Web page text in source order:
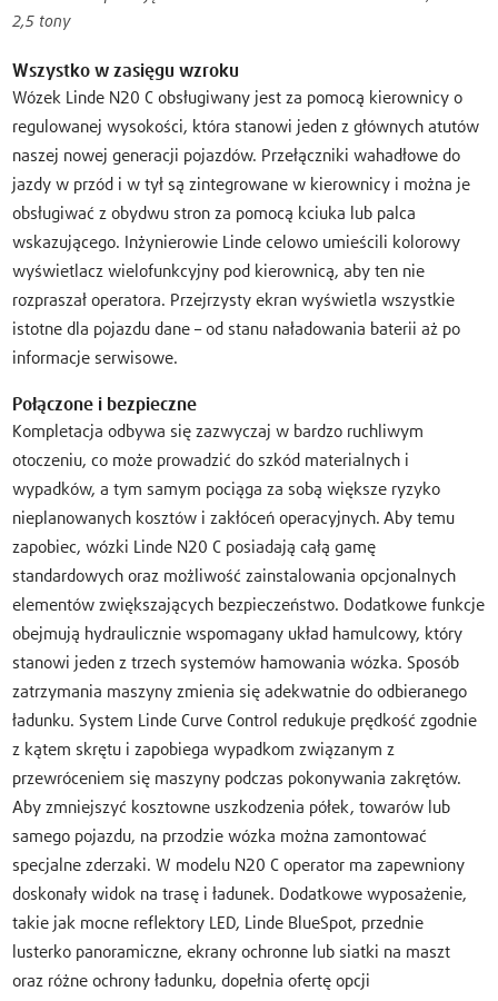
2,5 tony
Wszystko w zasięgu wzroku
Wózek Linde N20 C obsługiwany jest za pomocą kierownicy o
regulowanej wysokości, która stanowi jeden z głównych atutów
naszej nowej generacji pojazdów. Przełączniki wahadłowe do
jazdy w przód i w tył są zintegrowane w kierownicy i można je
obsługiwać z obydwu stron za pomocą kciuka lub palca
wskazującego. Inżynierowie Linde celowo umieścili kolorowy
wyświetlacz wielofunkcyjny pod kierownicą, aby ten nie
rozpraszał operatora. Przejrzysty ekran wyświetla wszystkie
istotne dla pojazdu dane – od stanu naładowania baterii aż po
informacje serwisowe.
Połączone i bezpieczne
Kompletacja odbywa się zazwyczaj w bardzo ruchliwym
otoczeniu, co może prowadzić do szkód materialnych i
wypadków, a tym samym pociąga za sobą większe ryzyko
nieplanowanych kosztów i zakłóceń operacyjnych. Aby temu
zapobiec, wózki Linde N20 C posiadają całą gamę
standardowych oraz możliwość zainstalowania opcjonalnych
elementów zwiększających bezpieczeństwo. Dodatkowe funkcje
obejmują hydraulicznie wspomagany układ hamulcowy, który
stanowi jeden z trzech systemów hamowania wózka. Sposób
zatrzymania maszyny zmienia się adekwatnie do odbieranego
ładunku. System Linde Curve Control redukuje prędkość zgodnie
z kątem skrętu i zapobiega wypadkom związanym z
przewróceniem się maszyny podczas pokonywania zakrętów.
Aby zmniejszyć kosztowne uszkodzenia półek, towarów lub
samego pojazdu, na przodzie wózka można zamontować
specjalne zderzaki. W modelu N20 C operator ma zapewniony
doskonały widok na trasę i ładunek. Dodatkowe wyposażenie,
takie jak mocne reflektory LED, Linde BlueSpot, przednie
lusterko panoramiczne, ekrany ochronne lub siatki na maszt
oraz różne ochrony ładunku, dopełnia ofertę opcji